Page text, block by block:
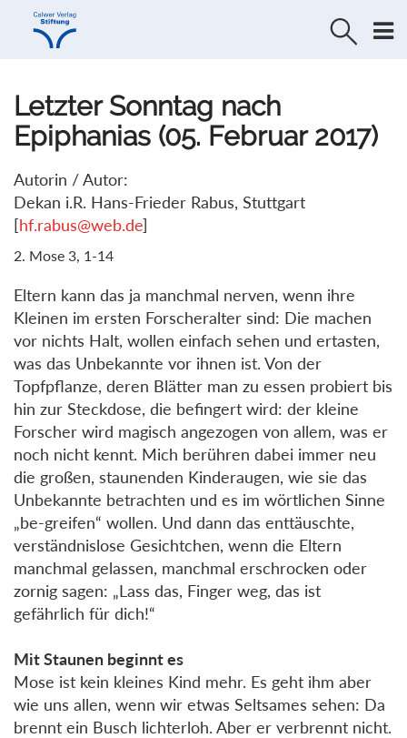
Direkt
Direkt
Letzter Sonntag nach
Epiphanias (05. Februar 2017)
Autorin / Autor:
Dekan i.R. Hans-Frieder Rabus, Stuttgart
[hf.rabus@web.de]
2. Mose 3, 1-14
Eltern kann das ja manchmal nerven, wenn ihre
Kleinen im ersten Forscheralter sind: Die machen
vor nichts Halt, wollen einfach sehen und ertasten,
was das Unbekannte vor ihnen ist. Von der
Topfpflanze, deren Blätter man zu essen probiert bis
hin zur Steckdose, die befingert wird: der kleine
Forscher wird magisch angezogen von allem, was er
noch nicht kennt. Mich berühren dabei immer neu
die großen, staunenden Kinderaugen, wie sie das
Unbekannte betrachten und es im wörtlichen Sinne
„be-greifen“ wollen. Und dann das enttäuschte,
verständnislose Gesichtchen, wenn die Eltern
manchmal gelassen, manchmal erschrocken oder
zornig sagen: „Lass das, Finger weg, das ist
gefährlich für dich!“
Mit Staunen beginnt es
Mose ist kein kleines Kind mehr. Es geht ihm aber
wie uns allen, wenn wir etwas Seltsames sehen: Da
brennt ein Busch lichterloh. Aber er verbrennt nicht.